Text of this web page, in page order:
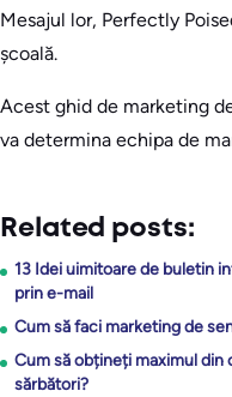
Mesajul lor, Perfectly
școală.
Acest ghid de marketing
va determina echipa de
Related posts:
13 Idei uimitoare de buletin
prin e-mail
Cum să faci marketing de
Cum să obțineți maximul din
sărbători?